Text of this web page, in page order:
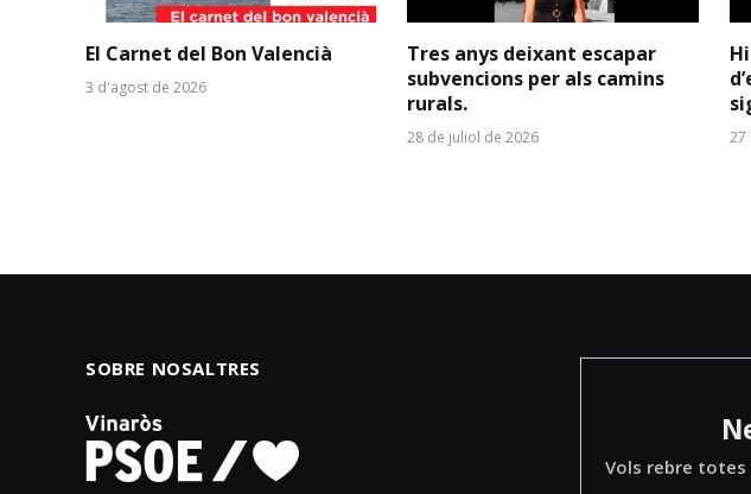
El Carnet del Bon Valencià
3 d'agost de 2026
Tres anys deixant escapar
subvencions per als camins
rurals.
28 de juliol de 2026 27
SOBRE NOSALTRES
Vols rebre